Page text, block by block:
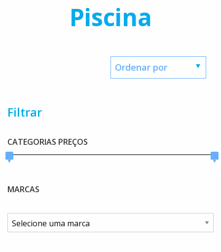
Piscina
Filtrar
CATEGORIAS PREÇOS
MARCAS